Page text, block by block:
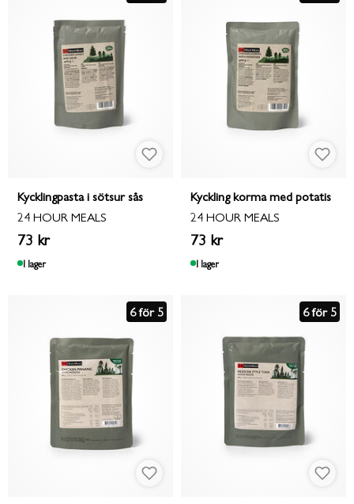
Kycklingpasta i sötsur sås
24 HOUR MEALS
73 kr
I lager
Kyckling korma med potatis
24 HOUR MEALS
73 kr
I lager
6 för 5 6 för 5